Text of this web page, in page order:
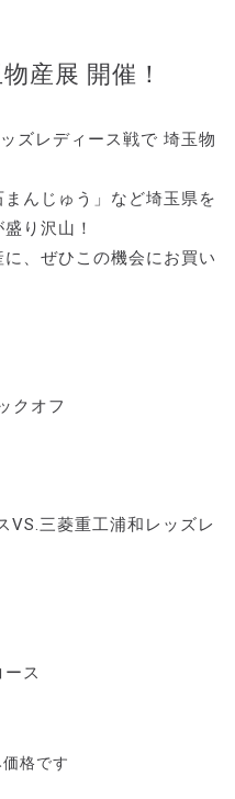
産展 開催！
ズレディース戦で 埼玉物
まんじゅう」など埼玉県を
り沢山！
、ぜひこの機会にお買い
クオフ
VS.三菱重工浦和レッズレ
ス
格です